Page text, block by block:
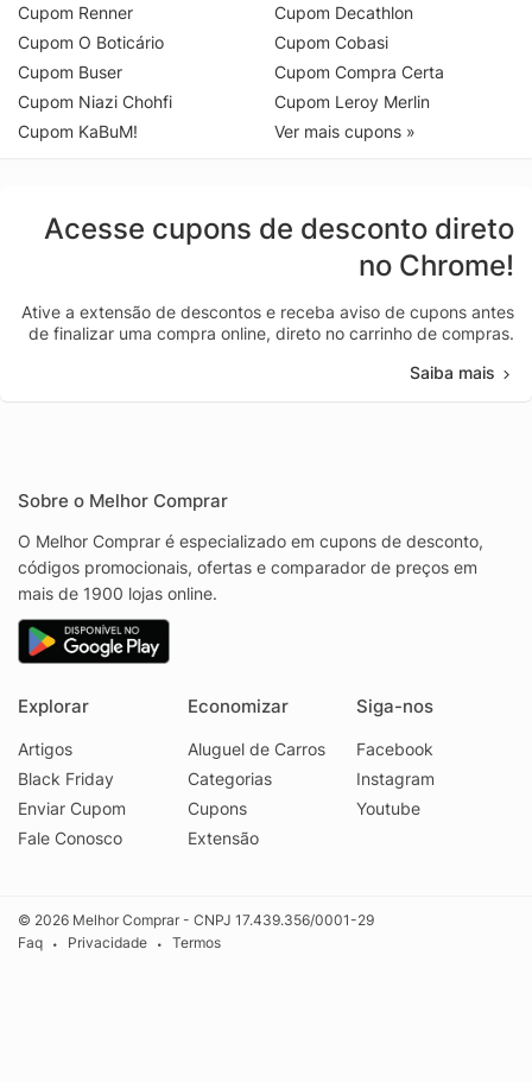
Cupom Renner
Cupom O Boticário
Cupom Buser
Cupom Niazi Chohfi
Cupom KaBuM!
Cupom Decathlon
Cupom Cobasi
Cupom Compra Certa
Cupom Leroy Merlin
Ver mais cupons »
Acesse cupons de desconto direto
no Chrome!
Ative a extensão de descontos e receba aviso de cupons antes
de finalizar uma compra online, direto no carrinho de compras.
Saiba mais
Sobre o Melhor Comprar
O Melhor Comprar é especializado em cupons de desconto,
códigos promocionais, ofertas e comparador de preços em
mais de 1900 lojas online.
Explorar
Artigos
Black Friday
Enviar Cupom
Fale Conosco
Economizar
Aluguel de Carros
Categorias
Cupons
Extensão
Siga-nos
Facebook
Instagram
Youtube
© 2026 Melhor Comprar - CNPJ 17.439.356/0001-29
Faq
• Privacidade • Termos